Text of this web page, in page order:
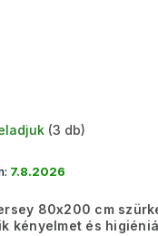
(3 db)
7.8.2026
80x200 cm
kényelmet és